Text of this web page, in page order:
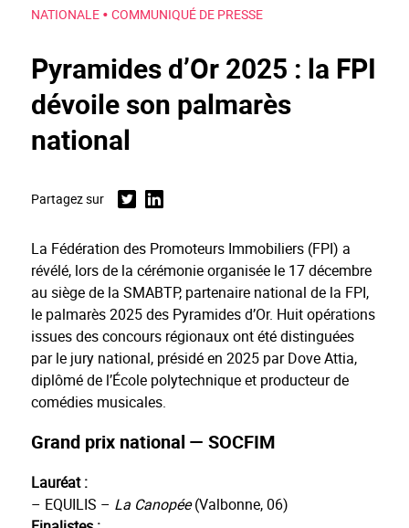
NATIONALE • COMMUNIQUÉ DE PRESSE
Pyramides d’Or 2025 : la FPI
dévoile son palmarès
national
Partagez sur TwitterLinkedin
La Fédération des Promoteurs Immobiliers (FPI) a
révélé, lors de la cérémonie organisée le 17 décembre
au siège de la SMABTP, partenaire national de la FPI,
le palmarès 2025 des Pyramides d’Or. Huit opérations
issues des concours régionaux ont été distinguées
par le jury national, présidé en 2025 par Dove Attia,
diplômé de l’École polytechnique et producteur de
comédies musicales.
Grand prix national — SOCFIM
Lauréat :
– EQUILIS – La Canopée(Valbonne, 06)